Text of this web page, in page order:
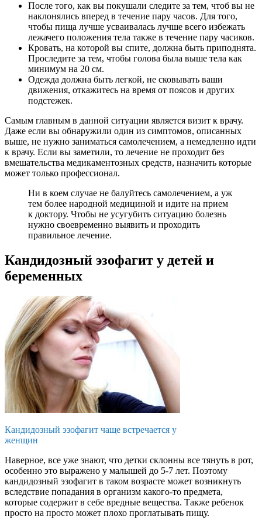
После того, как вы покушали следите за тем, чтоб вы не
наклонялись вперед в течение пару часов. Для того,
чтобы пища лучше усваивалась лучше всего избежать
лежачего положения тела также в течение пару часиков.
Кровать, на которой вы спите, должна быть приподнята.
Проследите за тем, чтобы голова была выше тела как
минимум на 20 см.
Одежда должна быть легкой, не сковывать ваши
движения, откажитесь на время от поясов и других
подстежек.
Самым главным в данной ситуации является визит к врачу.
Даже если вы обнаружили один из симптомов, описанных
выше, не нужно заниматься самолечением, а немедленно идти
к врачу. Если вы заметили, то лечение не проходит без
вмешательства медикаментозных средств, назначить которые
может только профессионал.
Ни в коем случае не балуйтесь самолечением, а уж
тем более народной медициной и идите на прием
к доктору. Чтобы не усугубить ситуацию болезнь
нужно своевременно выявить и проходить
правильное лечение.
Кандидозный эзофагит у детей и
беременных
Кандидозный эзофагит чаще встречается у
женщин
Наверное, все уже знают, что детки склонны все тянуть в рот,
особенно это выражено у малышей до 5-7 лет. Поэтому
кандидозный эзофагит в таком возрасте может возникнуть
вследствие попадания в организм какого-то предмета,
которые содержит в себе вредные вещества. Также ребенок
просто на просто может плохо проглатывать пищу.